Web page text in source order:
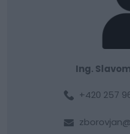
Ing.
+420 257